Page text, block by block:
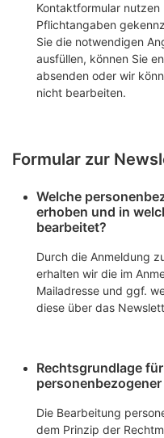
Kontaktformular nutzen
Pflichtangaben
Sie die notwendigen
ausfüllen, können Sie
absenden oder wir
nicht bearbeiten.
Formular zur
Welche
erhoben und in
bearbeitet?
Durch die Anmeldung
erhalten wir die im
Mailadresse und ggf.
diese über das
Rechtsgrundlage
personenbezogener
Die Bearbeitung
dem Prinzip der